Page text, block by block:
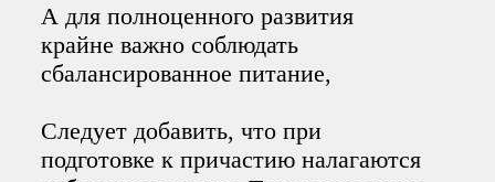
А для полноценного развития
крайне важно соблюдать
сбалансированное питание,
Следует добавить, что при
подготовке к причастию налагаются